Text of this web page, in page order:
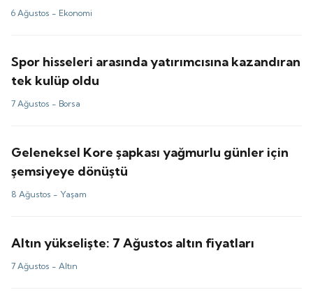
6 Ağustos - Ekonomi
Spor hisseleri arasında yatırımcısına kazandıran
tek kulüp oldu
7 Ağustos - Borsa
Geleneksel Kore şapkası yağmurlu günler için
şemsiyeye dönüştü
8 Ağustos - Yaşam
Altın yükselişte: 7 Ağustos altın fiyatları
7 Ağustos -Altın